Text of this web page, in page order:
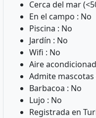
Cerca del mar
En el campo : No
Piscina : No
Jardín : No
Wifi : No
Aire
Admite mascotas
Barbacoa : No
Lujo : No
Registrada en